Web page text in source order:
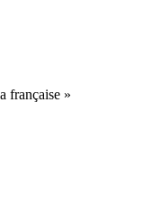
française »